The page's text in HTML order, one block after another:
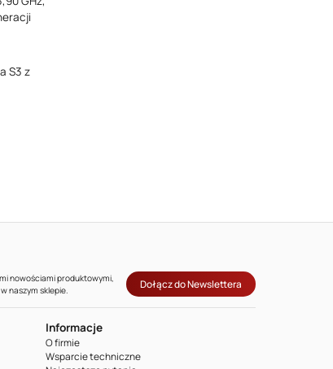
S3 z
nowościami produktowymi,
naszym sklepie.
Dołącz do Newslettera
Informacje
O firmie
Wsparcie techniczne